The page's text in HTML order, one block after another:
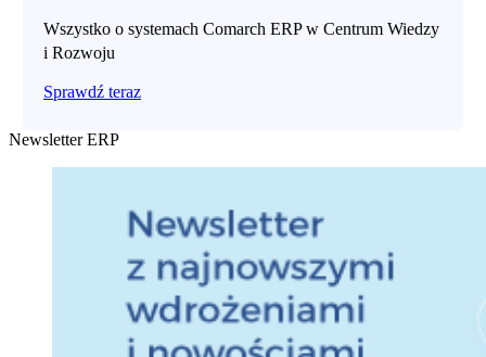
Wszystko o systemach Comarch ERP w Centrum Wiedzy
i Rozwoju
Sprawdź teraz
Newsletter ERP